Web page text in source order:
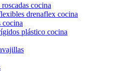
cocina
drenaflex cocina
cocina
plástico cocina